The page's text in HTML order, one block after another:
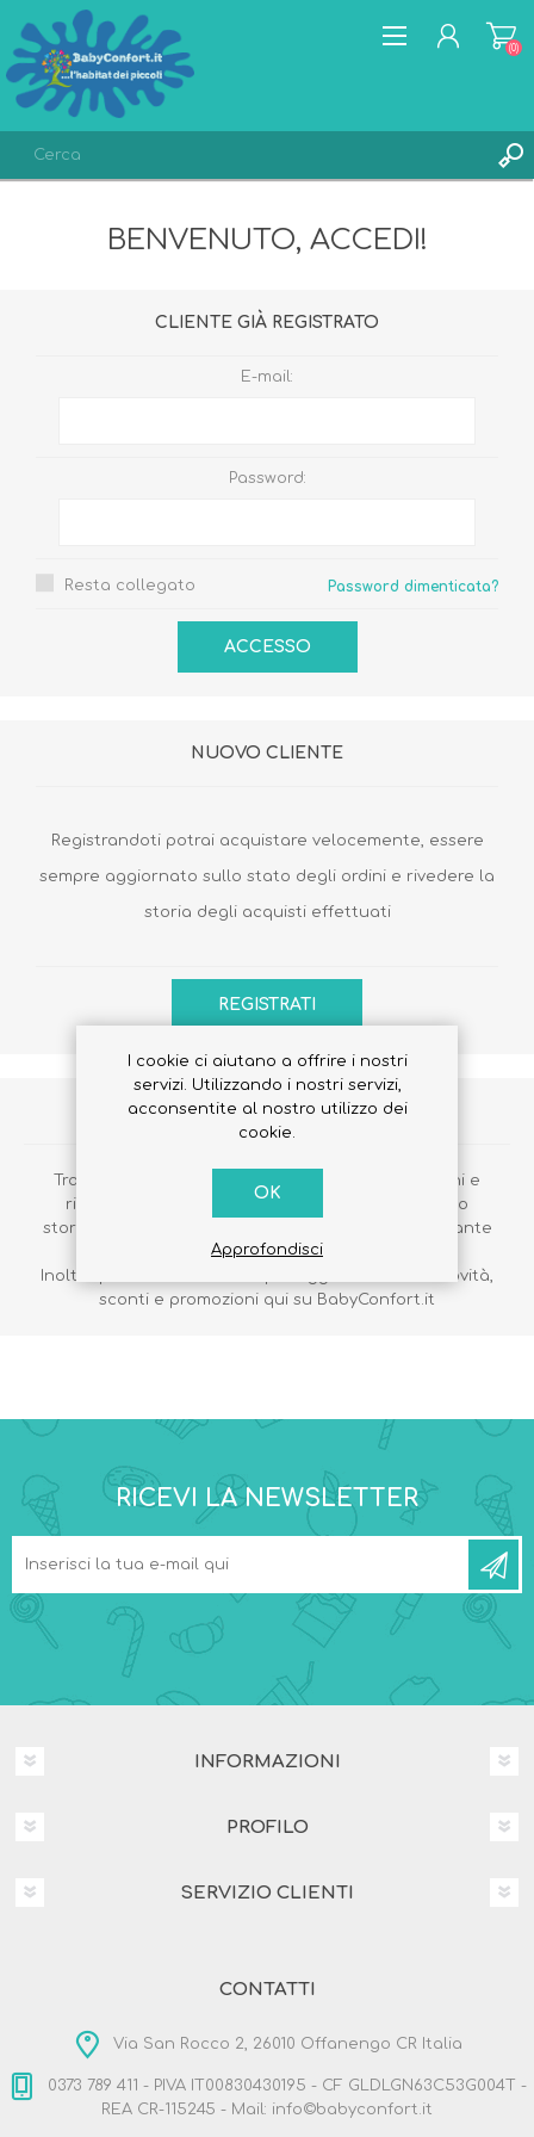
ACCESSO
(0)
BENVENUTO, ACCEDI!
CLIENTE GIÀ REGISTRATO
E-mail:
Password:
Resta collegato Password dimenticata?
NUOVO CLIENTE
Registrandoti potrai acquistare velocemente, essere
sempre aggiornato sullo stato degli ordini e rivedere la
storia degli acquisti effettuati
VANTAGGI DELLA REGISTRAZIONE
Tramite la registrazione potrai effettuare gli ordini e
ricevere la merce direttamente a casa, vedere lo
storico dei tuoi ordini, seguire le tue spedizioni e tante
altre informazioni.
Inoltre potrai rimanere sempre aggiornato sulle novità,
sconti e promozioni qui su BabyConfort.it
RICEVI LA NEWSLETTER
INFORMAZIONI
PROFILO
SERVIZIO CLIENTI
CONTATTI
Via San Rocco 2, 26010 Offanengo CR Italia
0373 789 411 - PIVA IT00830430195 - CF GLDLGN63C53G004T -
REA CR-115245 - Mail: info©babyconfort.it
I cookie ci aiutano a offrire i nostri
servizi. Utilizzando i nostri servizi,
acconsentite al nostro utilizzo dei
cookie.
OK
Approfondisci